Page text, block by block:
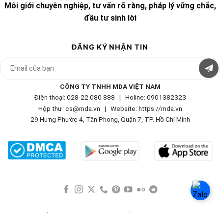
Môi giới chuyên nghiệp, tư vấn rõ ràng, pháp lý vững chắc,
đầu tư sinh lời
ĐĂNG KÝ NHẬN TIN
CÔNG TY TNHH MDA VIỆT NAM
Điện thoại: 028-22 080 888 | Holine: 0901382323
Hộp thư: cs@mda.vn | Website: https://mda.vn
29 Hưng Phước 4, Tân Phong, Quận 7, TP. Hồ Chí Minh